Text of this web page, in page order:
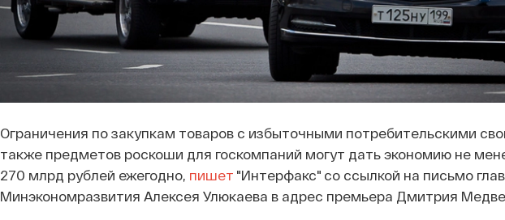
Ограничения по закупкам товаров с избыточными потребительскими
также предметов роскоши для госкомпаний могут дать экономию не
270 млрд рублей ежегодно, пишет "Интерфакс" со ссылкой на письмо
Минэкономразвития Алексея Улюкаева в адрес премьера Дмитрия